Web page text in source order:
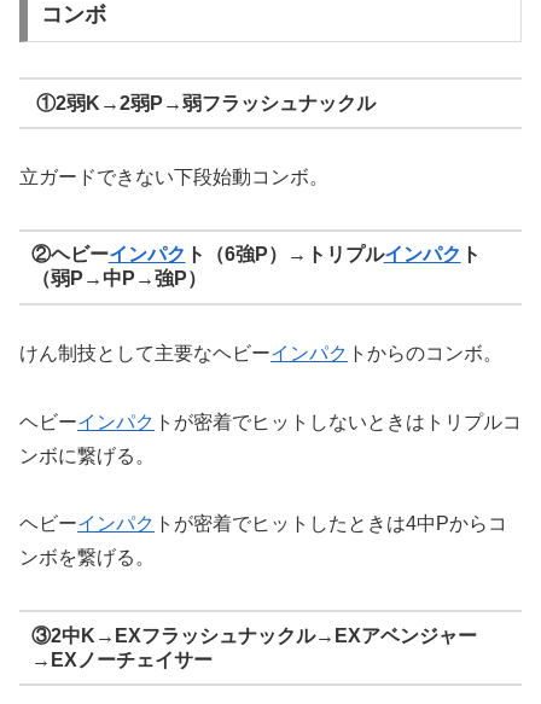
コンボ
①2弱K→2弱P→弱フラッシュナックル
立ガードできない下段始動コンボ。
②ヘビーインパク ト（6強P）→トリプルインパク ト
（弱P→中P→強P）
けん制技として主要なヘビーインパク トからのコンボ。
ヘビーインパク トが密着でヒットしないときはトリプルコ
ンボに繋げる。
ヘビーインパク トが密着でヒットしたときは4中Pからコ
ンボを繋げる。
③2中K→EXフラッシュナックル→EXアベンジャー
→EXノーチェイサー